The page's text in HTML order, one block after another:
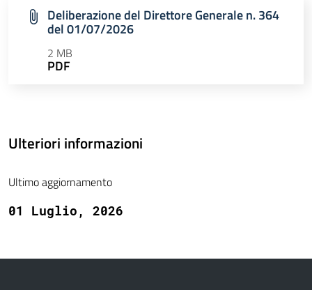
Deliberazione del Direttore Generale n. 364
del 01/07/2026
2 MB
PDF
Ulteriori informazioni
Ultimo aggiornamento
01 Luglio, 2026